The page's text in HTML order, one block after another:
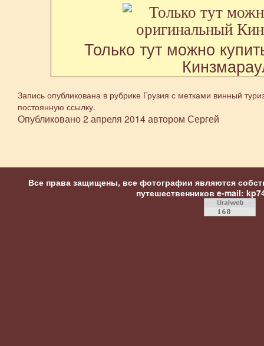
Только тут можно
Запись опубликована в рубрике Грузия с метками винный
постоянную ссылку.
Опубликовано2 апреля 2014 автором Сергей
Все права защищены, все фотографии являются
путешественников e-mail: